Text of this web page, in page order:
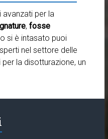
per la
, fosse
si è intasato puoi
nel settore delle
la disotturazione, un